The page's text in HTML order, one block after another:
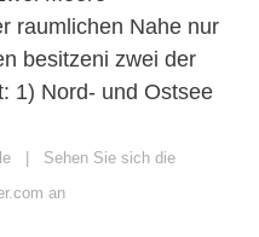
raumlichen Nahe nur
besitzeni zwei der
1) Nord- und Ostsee
| Sehen Sie sich die
an